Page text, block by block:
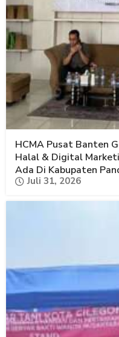
HCMA Pusat Banten
Halal & Digital
Ada Di Kabupaten
Juli 31, 2026